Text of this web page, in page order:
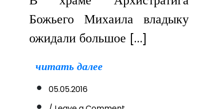
Божьего Михаила владыку
ожидали большое […]
читать далее
05.05.2016